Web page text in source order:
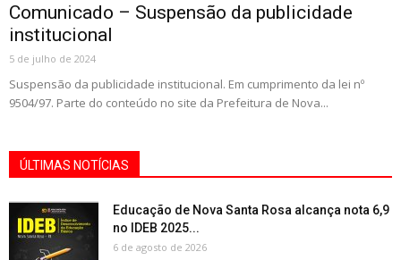
Comunicado – Suspensão da publicidade
institucional
5 de julho de 2024
Suspensão da publicidade institucional. Em cumprimento da lei nº
9504/97. Parte do conteúdo no site da Prefeitura de Nova...
ÚLTIMAS NOTÍCIAS
Educação de Nova Santa Rosa alcança nota 6,9
no IDEB 2025...
6 de agosto de 2026